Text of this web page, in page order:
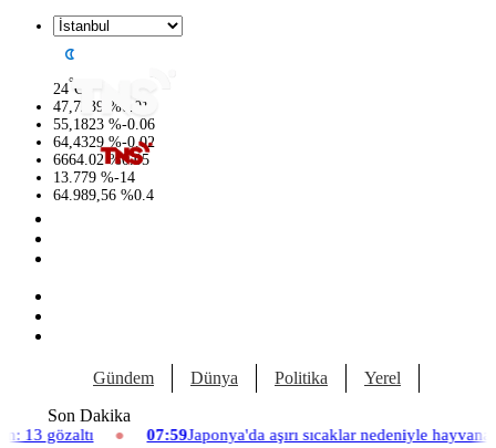
24°C
47,7239 %0.01
55,1823 %-0.06
64,4329 %-0.02
6664.02 %0.05
13.779 %-14
64.989,56 %0.4
Gündem Dünya Politika Yerel
Son Dakika
07:59Japonya'da aşırı sıcaklar nedeniyle hayvanat bahçesinde üç